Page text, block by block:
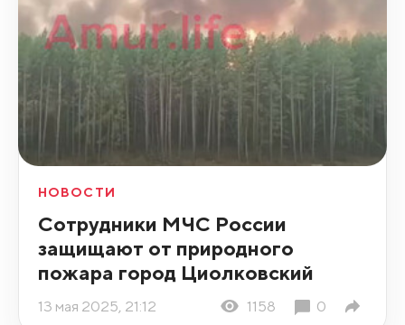
НОВОСТИ
Сотрудники МЧС России
защищают от природного
пожара город Циолковский
13 мая 2025, 21:12 1158 0